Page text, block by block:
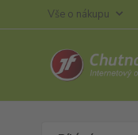
Vše o nákupu